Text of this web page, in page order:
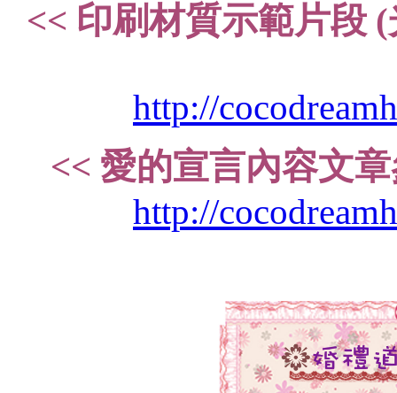
<< 印刷材質示範片段
http://
<< 愛的宣言內容文
http://